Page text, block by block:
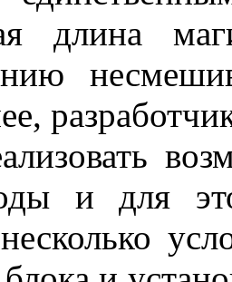
длина
и для